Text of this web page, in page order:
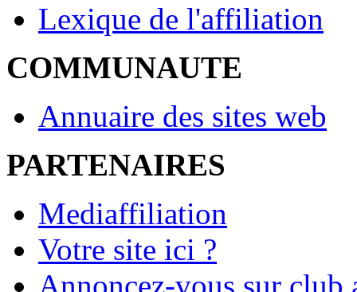
Lexique de l'affiliation
COMMUNAUTE
Annuaire des sites web
PARTENAIRES
Mediaffiliation
Votre site ici ?
Annoncez-vous sur